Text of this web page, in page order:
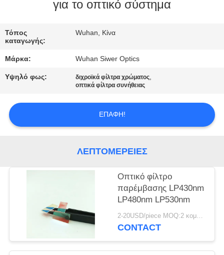
ΈΛΕΓΧΟΣ
ΜΑΣ
ΕΛΆΤΕ
ΕΠΑΦΉ
ΜΕ
ΖΗΤΉΣΤΕ
ΑΠΌΣΠΑΣΜΑ
SITEMAP
POLICY
για το οπτικό σύστημα
Τόπος
καταγωγής:
Wuhan, Κίνα
Μάρκα: Wuhan Siwer Optics
Υψηλό φως: διχροϊκά φίλτρα χρώματος,
οπτικά φίλτρα συνήθειας
ΕΠΑΦΉ!
ΛΕΠΤΟΜΈΡΕΙΕΣ
Οπτικό φίλτρο
παρέμβασης LP430nm
LP480nm LP530nm
2-20USD/piece MOQ:2 κομμάτια
CONTACT